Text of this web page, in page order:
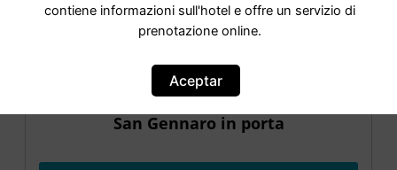
San Gennaro in porta
contiene informazioni sull'hotel e offre un servizio di
prenotazione online.
Aceptar